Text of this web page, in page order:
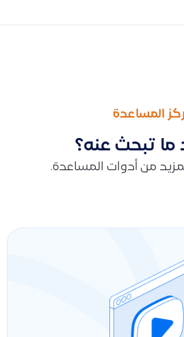
المساعدة
ما تبحث عنه؟
من أدوات المساعدة.